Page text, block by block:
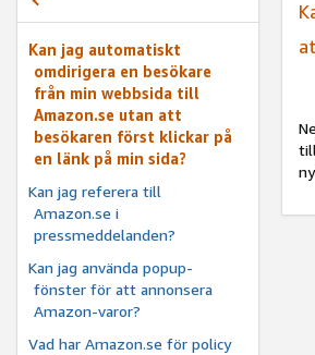
Kan jag automatiskt
omdirigera en besökare
från min webbsida till
Amazon.se utan att
besökaren först klickar på
en länk på min sida?
Kan jag referera till
Amazon.se i
pressmeddelanden?
Kan jag använda popup-
fönster för att annonsera
Amazon-varor?
Vad har Amazon.se för policy